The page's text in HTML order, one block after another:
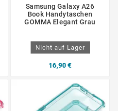
Samsung Galaxy A26
Book Handytaschen
GOMMA Elegant Grau
Nicht auf Lager
16,90 €